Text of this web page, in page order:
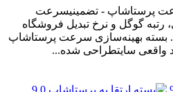
پرستاشاپ - تضمینیسرعت
رتبه گوگل و نرخ تبدیل فروشگاه
بسته بهینه‌سازی سرعت پرستاشاپ
واقعی سایتطراحی شده...